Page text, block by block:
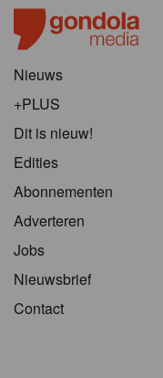
Nieuws
+PLUS
Dit is nieuw!
Edities
Abonnementen
Adverteren
Jobs
Nieuwsbrief
Contact